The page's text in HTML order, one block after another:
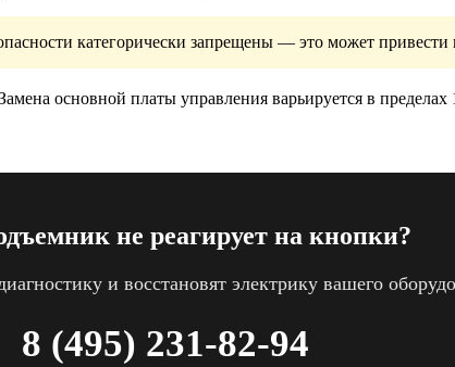
категорически запрещены — это может
основной платы управления варьируется в
не реагирует на кнопки?
и восстановят электрику вашего
8 (495) 231-82-94